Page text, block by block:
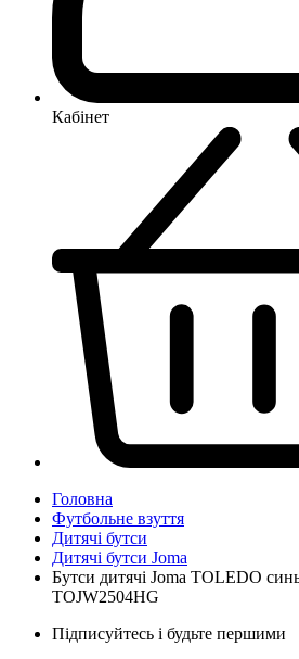
Кабінет
Головна
Футбольне взуття
Дитячі бутси
Дитячі бутси Joma
Бутси дитячі Joma TOLEDO
TOJW2504HG
Підписуйтесь і будьте першими